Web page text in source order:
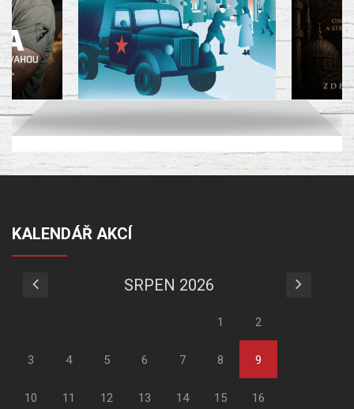
KALENDÁŘ AKCÍ
SRPEN 2026
1 2
3 4 5 6 7 8 9
10 11 12 13 14 15 16